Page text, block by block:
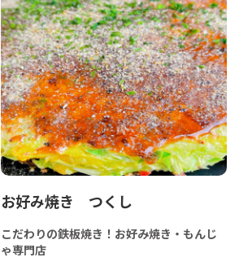
お好み焼き つくし
こだわりの鉄板焼き！お好み焼き・もんじ
ゃ専門店